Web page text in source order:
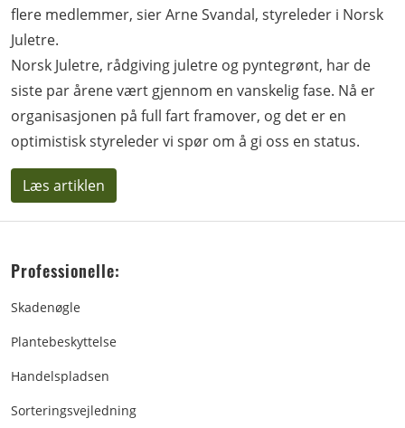
flere medlemmer, sier Arne Svandal, styreleder i Norsk
Juletre.
Norsk Juletre, rådgiving juletre og pyntegrønt, har de
siste par årene vært gjennom en vanskelig fase. Nå er
organisasjonen på full fart framover, og det er en
optimistisk styreleder vi spør om å gi oss en status.
Læs artiklen
Professionelle:
Skadenøgle
Plantebeskyttelse
Handelspladsen
Sorteringsvejledning